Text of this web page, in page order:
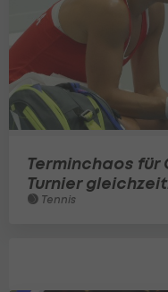
Terminchaos für
Turnier
Tennis